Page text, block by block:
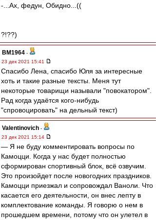
-...Ах, федун, Обидно...((
?!??)
BM1964 -
23 дек 2021 15:41
Спасибо Лена, спасибо Юля за интересные
хоть и такие разные тексты. Меня тут
некоторые товарищи называли "повокатором".
Рад когда удаётся кого-нибудь
"спровоцировать" на дельный текст)
Valentinovich -
23 дек 2021 15:14
— Я не буду комментировать вопросы по
Камоцци. Когда у нас будет полностью
сформирован спортивный блок, всё озвучим.
Это произойдет после новогодних праздников.
Камоцци приезжал и сопровождал Ваноли. Что
касается его деятельности, он внес лепту в
комплектование команды. Я говорю о нем в
прошедшем времени, потому что он улетел в